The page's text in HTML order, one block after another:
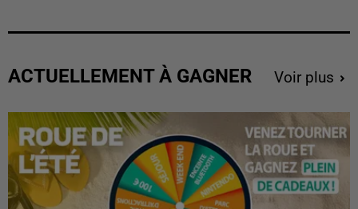
ACTUELLEMENT À GAGNER Voir plus